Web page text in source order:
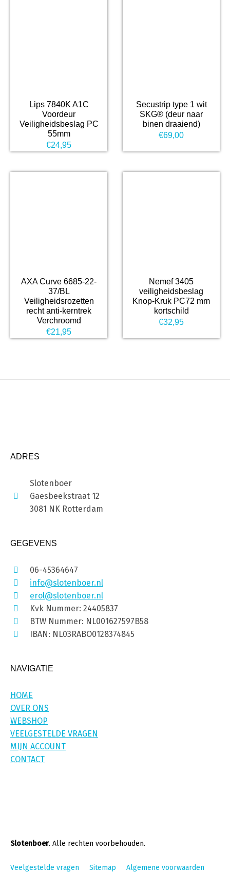
Lips 7840K A1C
Voordeur
Veiligheidsbeslag PC
55mm
€24,95
Secustrip type 1 wit
SKG® (deur naar
binen draaiend)
€69,00
AXA Curve 6685-22-
37/BL
Veiligheidsrozetten
recht anti-kerntrek
Verchroomd
€21,95
Nemef 3405
veiligheidsbeslag
Knop-Kruk PC72 mm
kortschild
€32,95
ADRES
Slotenboer
Gaesbeekstraat 12
3081 NK Rotterdam
GEGEVENS
06-45364647
info@slotenboer.nl
erol@slotenboer.nl
Kvk Nummer: 24405837
BTW Nummer: NL001627597B58
IBAN: NL03RABO0128374845
NAVIGATIE
HOME
OVER ONS
WEBSHOP
VEELGESTELDE VRAGEN
MIJN ACCOUNT
CONTACT
Slotenboer. Alle rechten voorbehouden.
Veelgestelde vragen Sitemap Algemene voorwaarden